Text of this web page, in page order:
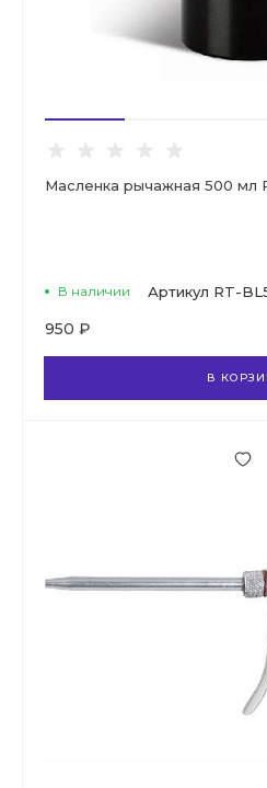
Масленка рычажная 500 мл
В наличии Артикул RT-
950 ₽
В